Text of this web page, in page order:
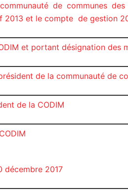
de communes
2013 et le compte de gestion
et portant désignation des
de la communauté de
de la CODIM
décembre 2017